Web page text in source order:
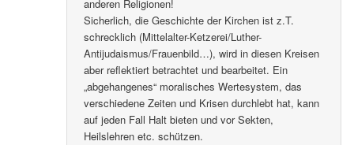
anderen Religionen!
Sicherlich, die Geschichte der Kirchen ist z.T.
schrecklich (Mittelalter-Ketzerei/Luther-
Antijudaismus/Frauenbild…), wird in diesen Kreisen
aber reflektiert betrachtet und bearbeitet. Ein
„abgehangenes“ moralisches Wertesystem, das
verschiedene Zeiten und Krisen durchlebt hat, kann
auf jeden Fall Halt bieten und vor Sekten,
Heilslehren etc. schützen.